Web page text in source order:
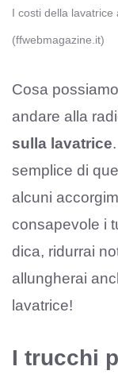
I costi della
(ffwebmagazine.it)
Cosa
andare alla
sulla lavatrice
semplice di
alcuni
consapevole i
dica, ridurrai
allungherai
lavatrice!
I trucchi